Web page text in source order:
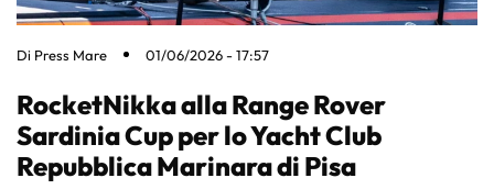
Di Press Mare 01/06/2026 - 17:57
RocketNikka alla Range Rover
Sardinia Cup per lo Yacht Club
Repubblica Marinara di Pisa